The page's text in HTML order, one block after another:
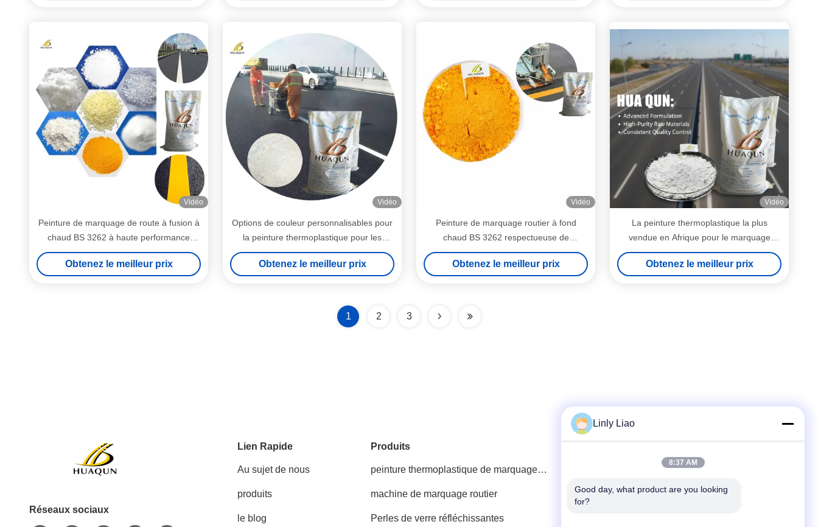
Vidéo
Peinture de marquage de route à fusion à
chaud BS 3262 à haute performance
Durable et écologique pour des
marquages durables
Obtenez le meilleur prix
Vidéo
Options de couleur personnalisables pour
la peinture thermoplastique pour les
normes de marquage routier Conformité
Obtenez le meilleur prix
Vidéo
Peinture de marquage routier à fond
chaud BS 3262 respectueuse de
l'environnement pour les marquages à
haute performance
Obtenez le meilleur prix
Vidéo
La peinture thermoplastique la plus
vendue en Afrique pour le marquage
routier
Obtenez le meilleur prix
1 2 3
Réseaux sociaux
Lien Rapide
Au sujet de nous
produits
le blog
Produits
peinture thermoplastique de marquage
machine de marquage routier
Perles de verre réfléchissantes
86-15218861996
Linly Liao
8:37 AM
Good day, what product are you looking
for?